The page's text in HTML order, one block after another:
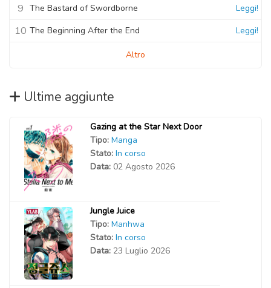
9 The Bastard of Swordborne Leggi!
10 The Beginning After the End Leggi!
Altro
Ultime aggiunte
Gazing at the Star Next Door
Tipo: Manga
Stato: In corso
Data: 02 Agosto 2026
Jungle Juice
Tipo: Manhwa
Stato: In corso
Data: 23 Luglio 2026